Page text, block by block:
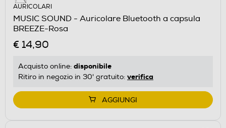
AURICOLARI
MUSIC SOUND - Auricolare Bluetooth a capsula
BREEZE-Rosa
€ 14,90
Acquisto online: disponibile
Ritiro in negozio in 30' gratuito: verifica
AGGIUNGI